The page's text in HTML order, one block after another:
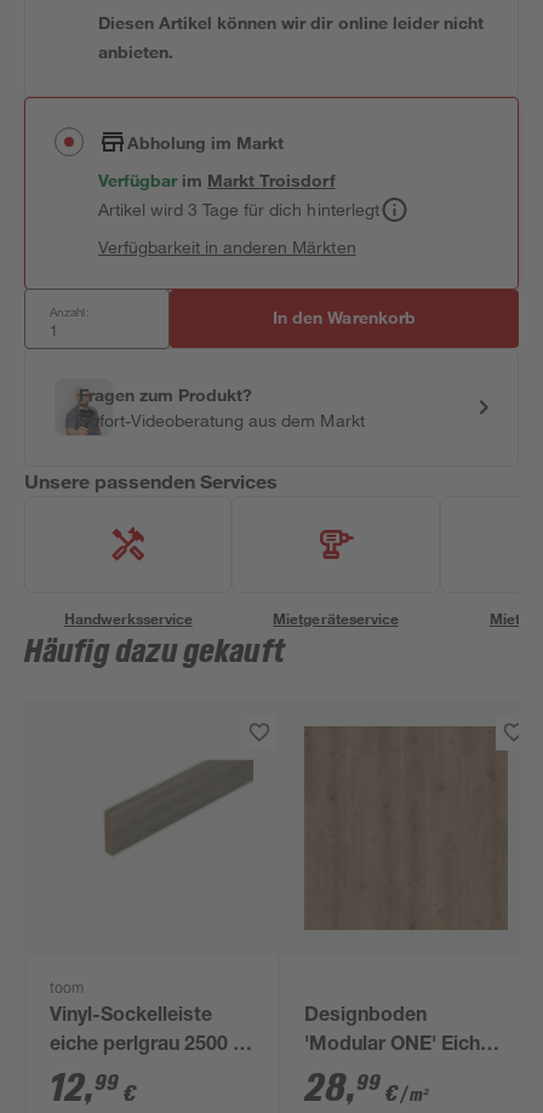
Diesen Artikel können wir dir online leider nicht
anbieten.
Abholung im Markt
Verfügbar im MarktTroisdorf
Artikel wird 3 Tage für dich hinterlegt
Verfügbarkeit in anderen Märkten
Anzahl: In den Warenkorb
Fragen zum Produkt?
Sofort-Videoberatung aus dem Markt
Unsere passenden Services
Handwerksservice Mietgeräteservice
Häufig dazu gekauft
toom
Vinyl-Sockelleiste
eiche perlgrau 2500 x
13 x 60 mm
12,99 €
Designboden
'Modular ONE' Eiche
Pure perlgrau 8 mm
28,99 €/ m²